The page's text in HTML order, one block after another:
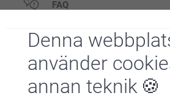
Denna
använder
annan teknik
Matt strukturerat papper av hög
Köp till kuvert i vackra
kuvert gratis
Antal
5 - 9
FAQ
Trustpilot
4.5
AV 5